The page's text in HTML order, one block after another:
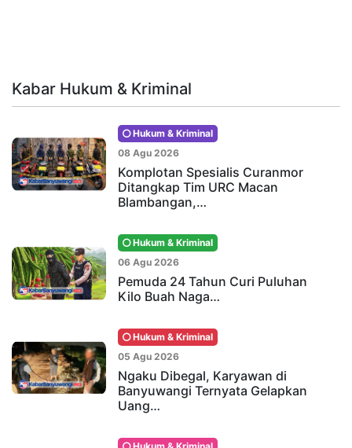
Kabar Hukum & Kriminal
Hukum & Kriminal
08 Agu 2026
Komplotan Spesialis Curanmor
Ditangkap Tim URC Macan
Blambangan,…
Hukum & Kriminal
06 Agu 2026
Pemuda 24 Tahun Curi Puluhan
Kilo Buah Naga…
Hukum & Kriminal
05 Agu 2026
Ngaku Dibegal, Karyawan di
Banyuwangi Ternyata Gelapkan
Uang…